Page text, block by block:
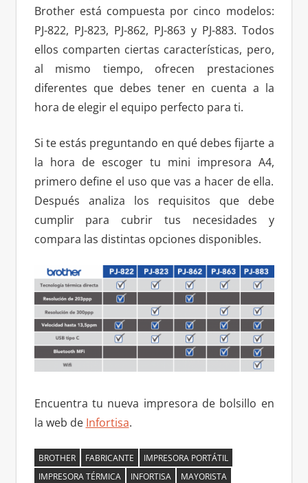
Brother está compuesta por cinco modelos:
PJ-822, PJ-823, PJ-862, PJ-863 y PJ-883. Todos
ellos comparten ciertas características, pero,
al mismo tiempo, ofrecen prestaciones
diferentes que debes tener en cuenta a la
hora de elegir el equipo perfecto para ti.
Si te estás preguntando en qué debes fijarte a
la hora de escoger tu mini impresora A4,
primero define el uso que vas a hacer de ella.
Después analiza los requisitos que debe
cumplir para cubrir tus necesidades y
compara las distintas opciones disponibles.
Encuentra tu nueva impresora de bolsillo en
la web de Infortisa.
BROTHER FABRICANTE
IMPRESORA PORTÁTIL
IMPRESORA TÉRMICA
INFORTISA MAYORISTA